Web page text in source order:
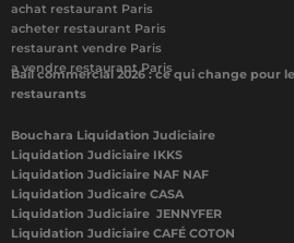
achat restaurant Paris
acheter restaurant Paris
restaurant vendre Paris
a vendre restaurant Paris
Bail commercial 2026 : ce qui change pour
restaurants
Bouchara Liquidation Judiciaire
Liquidation Judiciaire IKKS
Liquidation Judiciaire NAF NAF
Liquidation Judicaire CASA
Liquidation Judiciaire JENNYFER
Liquidation Judiciaire CAFÉ COTON